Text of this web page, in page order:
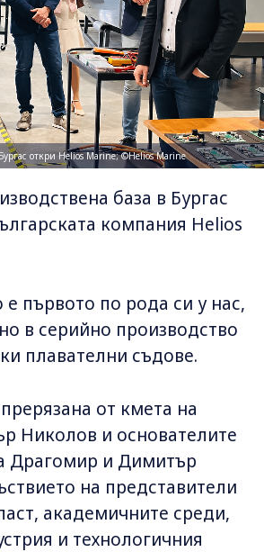
откри Helios Marine; ©Helios Marine
база в Бургас
компания Helios
първото по рода си у нас,
в серийно производство
плавателни съдове.
от кмета на
Николов и основателите
Драгомир и Димитър
на представители
академичните среди,
и технологичния